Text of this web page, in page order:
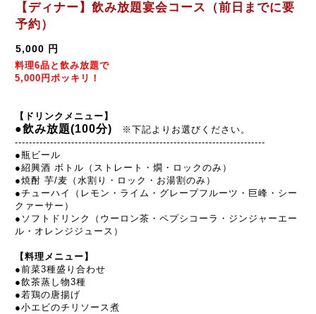
【ディナー】飲み放題宴会コース（前日までに要
予約）
5,000 円
料理6品と飲み放題で
5,000円ポッキリ！
【ドリンクメニュー】
●飲み放題(100分) ※下記よりお選びください。
-----------------------------------------------------------------------
●瓶ビール
●紹興酒 ボトル（ストレート・燗・ロックのみ）
●焼酎 芋/麦（水割り・ロック・お湯割のみ）
●チューハイ（レモン・ライム・グレープフルーツ・巨峰・シー
クァーサー）
● ソフトドリンク（ウーロン茶・ペプシコーラ・ジンジャーエー
ル・オレンジジュース）
【料理メニュー】
●前菜3種盛り合わせ
●飲茶蒸し物3種
●若鶏の唐揚げ
●小エビのチリソース煮